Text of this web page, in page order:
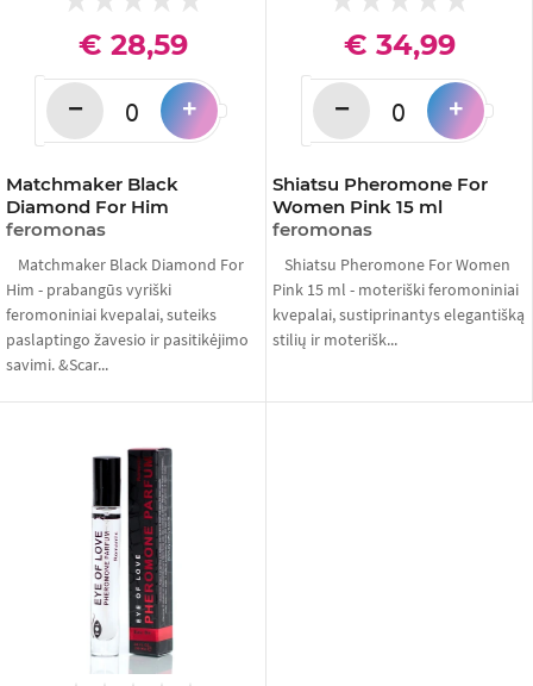
Matchmaker Black
Diamond For Him
feromonas
€ 28,59
− +
Matchmaker Black Diamond For
Him - prabangūs vyriški
feromoniniai kvepalai, suteiks
paslaptingo žavesio ir pasitikėjimo
savimi. &Scar...
Shiatsu Pheromone For
Women Pink 15 ml
feromonas
€ 34,99
− +
Shiatsu Pheromone For Women
Pink 15 ml - moteriški feromoniniai
kvepalai, sustiprinantys elegantišką
stilių ir moterišk...